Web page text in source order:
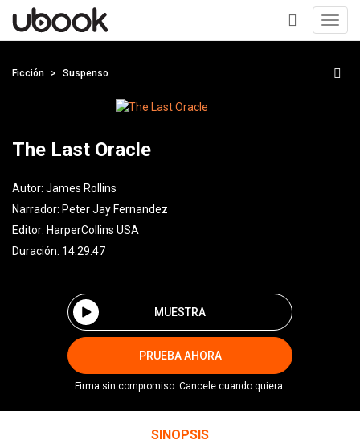
+
Ficción Suspenso
The Last Oracle
Autor: James Rollins
Narrador: Peter Jay Fernandez
Editor: HarperCollins USA
Duración: 14:29:47
MUESTRA
PRUEBA AHORA
Firma sin compromiso. Cancele cuando quiera.
SINOPSIS